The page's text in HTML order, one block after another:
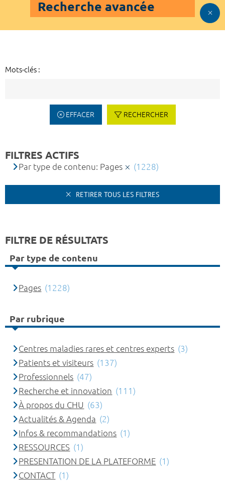
Recherche avancée
Mots-clés :
EFFACER RECHERCHER
FILTRES ACTIFS
Par type de contenu: Pages (1228)
RETIRER TOUS LES FILTRES
FILTRE DE RÉSULTATS
Par type de contenu
Pages (1228)
Par rubrique
Centres maladies rares et centres experts (3)
Patients et visiteurs (137)
Professionnels (47)
Recherche et innovation (111)
À propos du CHU (63)
Actualités & Agenda (2)
Infos & recommandations (1)
RESSOURCES (1)
PRESENTATION DE LA PLATEFORME (1)
CONTACT (1)